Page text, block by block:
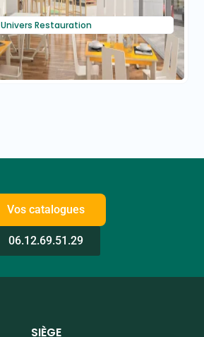
Univers Restauration
Vos catalogues
06.12.69.51.29
SIÈGE